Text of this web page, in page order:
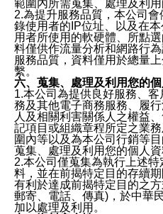
範圍內所需蒐集、處理及利用
2.為提升服務品質，本公司
錄使用者的IP位址、以及在
用者所使用的軟硬體、所點
料僅供作流量分析和網路行
服務品質，資料僅用於總量
繫。
六、蒐集、處理及利用您的
1.本公司為提供良好服務、
務及其他電子商務服務、履
人及相關利害關係人之權益
記項目或組織章程所定之業
圍內等以及為本公司行銷等
蒐集、處理及利用您的個人資
2.本公司僅蒐集為執行上述
料，並在前揭特定目的存續
有利於達成前揭特定目的之
郵寄、電話、傳真)，於中華
加以處理及利用。